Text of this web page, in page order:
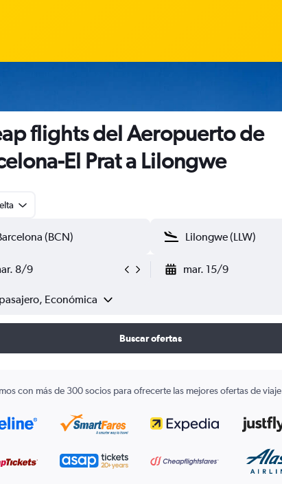
flights del Aeropuerto de
El Prat a Lilongwe
8/9 mar. 15/9
Económica
Buscar ofertas
con más de 300 socios para ofrecerte las mejores ofertas de viaje